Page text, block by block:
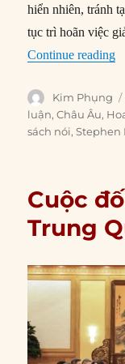
hiển nhiên, tránh
tục trì hoãn việc
Continue reading
Author
Kim Phụng
luận,Châu Âu,
sách nói,Stephen
Cuộc
Trung